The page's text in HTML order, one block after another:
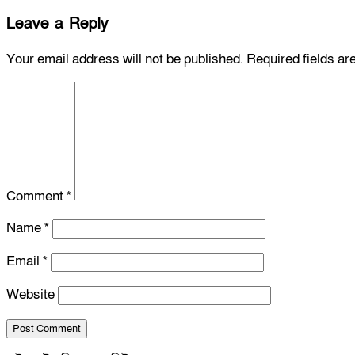
Leave a Reply
Your email address will not be published. Required fields
Comment*
Name*
Email *
Website